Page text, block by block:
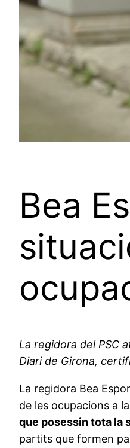
Bea
La regidora del PSC
Diari de Girona,
La regidora Bea
de les ocupacions a
que posessin tota la
partits que formen